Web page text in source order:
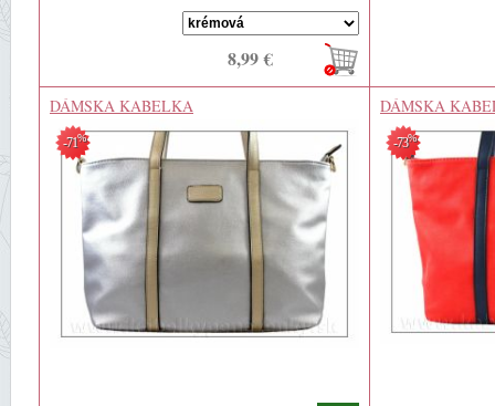
8,99 €
DÁMSKA KABELKA
-71%
DÁMSKA
-73%